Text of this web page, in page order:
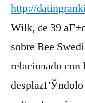
http://
Wilk, de 39
sobre Bee
relacionado con
desplazГЎndolo